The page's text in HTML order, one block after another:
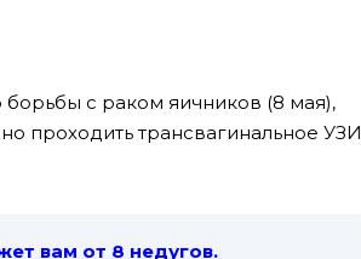
с раком яичников (8 мая),
проходить трансвагинальное УЗИ
вам от 8 недугов.